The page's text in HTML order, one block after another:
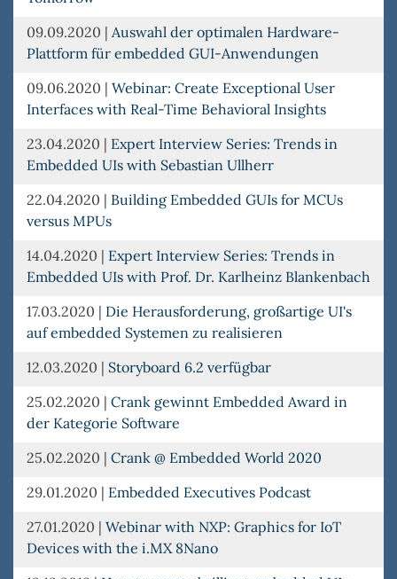
09.09.2020 | Auswahl der optimalen Hardware-
Plattform für embedded GUI-Anwendungen
09.06.2020 | Webinar: Create Exceptional User
Interfaces with Real-Time Behavioral Insights
23.04.2020 | Expert Interview Series: Trends in
Embedded UIs with Sebastian Ullherr
22.04.2020 | Building Embedded GUIs for MCUs
versus MPUs
14.04.2020 | Expert Interview Series: Trends in
Embedded UIs with Prof. Dr. Karlheinz Blankenbach
17.03.2020 | Die Herausforderung, großartige UI's
auf embedded Systemen zu realisieren
12.03.2020 | Storyboard 6.2 verfügbar
25.02.2020 | Crank gewinnt Embedded Award in
der Kategorie Software
25.02.2020 | Crank @ Embedded World 2020
29.01.2020 | Embedded Executives Podcast
27.01.2020 | Webinar with NXP: Graphics for IoT
Devices with the i.MX 8Nano